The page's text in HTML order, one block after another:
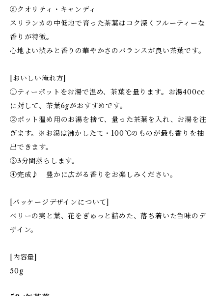
⑥クオリティ・キャンディ
スリランカの中低地で育った茶葉はコク深くフルーティーな
香りが特徴。
心地よい渋みと香りの華やかさのバランスが良い茶葉です。
[おいしい淹れ方]
①ティーポットをお湯で温め、茶葉を量ります。お湯400cc
に対して、茶葉6gがおすすめです。
②ポット温め用のお湯を捨て、量った茶葉を入れ、お湯を注
ぎます。※お湯は沸かしたて・100℃のものが最も香りを抽
出できます。
③3分間蒸らします。
④完成♪ 豊かに広がる香りをお楽しみください。
[パッケージデザインについて]
ベリーの実と葉、花をぎゅっと詰めた、落ち着いた色味のデ
ザイン。
[内容量]
50g